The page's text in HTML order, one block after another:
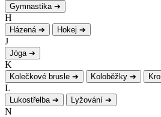
Gymnastika ➔
H
Házená ➔ Hokej ➔
J
Jóga ➔
K
Kolečkové brusle ➔ Koloběžky ➔
L
Lukostřelba ➔ Lyžování ➔
N